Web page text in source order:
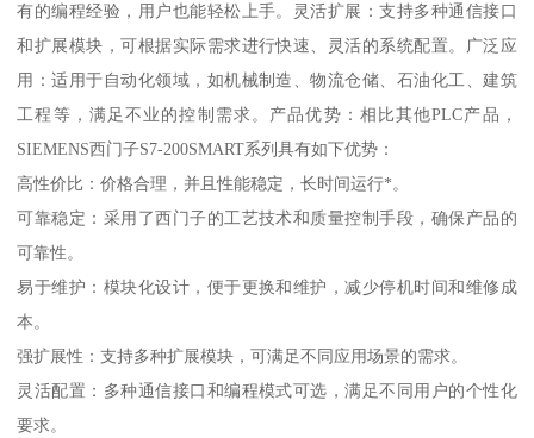
有的编程经验，用户也能轻松上手。灵活扩展：支持多种通信接口
和扩展模块，可根据实际需求进行快速、灵活的系统配置。广泛应
用：适用于自动化领域，如机械制造、物流仓储、石油化工、建筑
工程等，满足不业的控制需求。产品优势：相比其他PLC产品，
SIEMENS西门子S7-200SMART系列具有如下优势：
高性价比：价格合理，并且性能稳定，长时间运行*。
可靠稳定：采用了西门子的工艺技术和质量控制手段，确保产品的
可靠性。
易于维护：模块化设计，便于更换和维护，减少停机时间和维修成
本。
强扩展性：支持多种扩展模块，可满足不同应用场景的需求。
灵活配置：多种通信接口和编程模式可选，满足不同用户的个性化
要求。